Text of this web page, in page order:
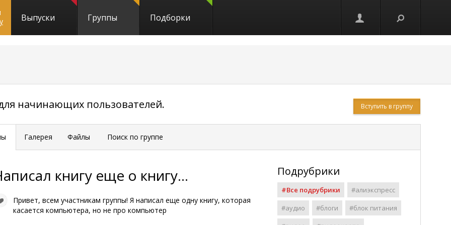
Выпуски Группы Подборки
начинающих пользователей. Вступить в группу
Галерея Файлы Поиск по группе
книгу еще о книгу...
Привет, всем участникам группы! Я написал еще одну книгу, которая
касается компьютера, но не про компьютер
Подрубрики
#Все подрубрики
#алиэкспресс
#аудио
#блоги
#блок питания